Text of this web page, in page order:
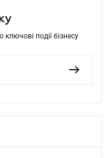
події бізнесу